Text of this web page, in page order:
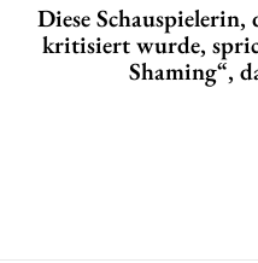
Diese
kritisiert wurde,
Shaming“,